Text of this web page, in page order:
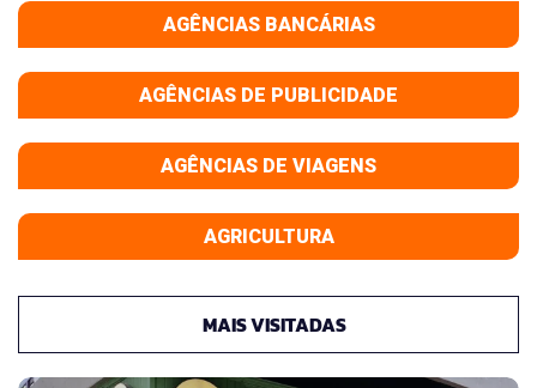
AGÊNCIAS BANCÁRIAS
AGÊNCIAS DE PUBLICIDADE
AGÊNCIAS DE VIAGENS
AGRICULTURA
MAIS VISITADAS